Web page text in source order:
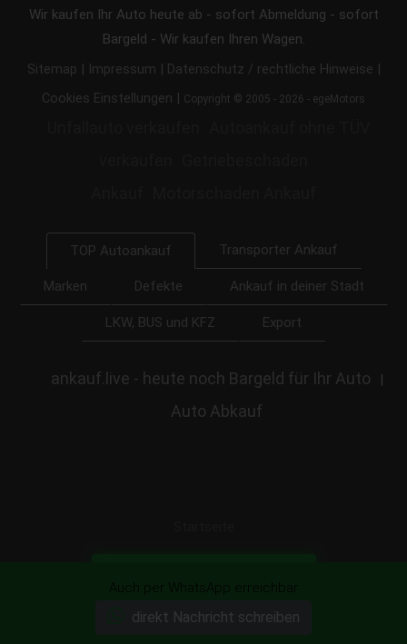
Wir kaufen Ihr Auto heute ab - sofort Abmeldung - sofort
Bargeld - Wir kaufen Ihren Wagen.
Sitemap | Impressum | Datenschutz / rechtliche Hinweise |
Cookies Einstellungen | Copyright © 2005 - 2026 - egeMotors
TOP Autoankauf Transporter Ankauf
Marken Defekte Ankauf in deiner Stadt
LKW, BUS und KFZ Export
ankauf.live - heute noch Bargeld für Ihr Auto |
Auto Abkauf
Auch per WhatsApp erreichbar
direkt Nachricht schreiben